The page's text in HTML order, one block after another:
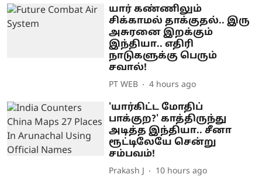
யார் கண்ணிலும்
சிக்காமல் தாக்குதல்.. இரு
அசுரனை இறக்கும்
இந்தியா.. எதிரி
நாடுகளுக்கு பெரும்
சவால்!
PT WEB 4 hours ago
'யார்கிட்ட மோதிப்
பாக்குற?' காத்திருந்து
அடித்த இந்தியா.. சீனா
ரூட்டிலேயே சென்று
சம்பவம்!
Prakash J 10 hours ago